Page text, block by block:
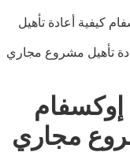
كيفية أعادة تأهيل
إوكسفام
مجاري